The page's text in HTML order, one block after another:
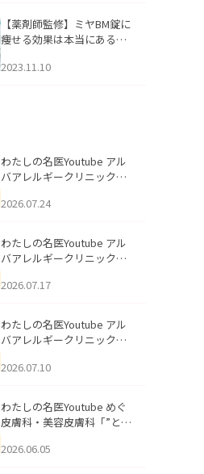
【薬剤師監修】ミヤBM錠に
痩せる効果は本当にある
2023.11.10
わたしの名医Youtube アル
バアレルギークリニック札
える男性へ｜医師が教える
公開いたしました。
2026.07.24
わたしの名医Youtube アル
バアレルギークリニック札
跡にVビームは効く？向いて
説」を公開いたしました。
2026.07.17
わたしの名医Youtube アル
バアレルギークリニック札
医師が明かす副作用・リバ
公開いたしました。
2026.07.10
わたしの名医Youtube めぐ
皮膚科・美容皮膚科「”とお
ッズの肌悩みに本気で答え
2026.06.05